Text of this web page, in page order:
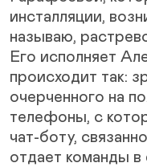
инсталляции,
называю,
Его исполняет
происходит так:
очерченного на
телефоны, с
чат-боту,
отдает команды